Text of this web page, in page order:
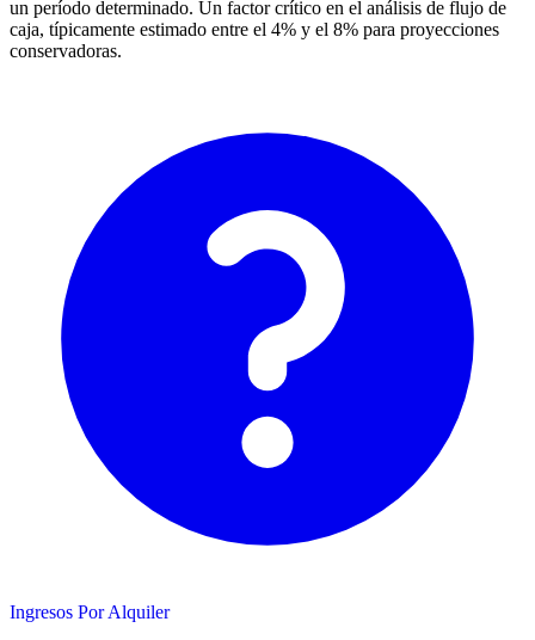
un período determinado. Un factor crítico en el análisis de flujo de
caja, típicamente estimado entre el 4% y el 8% para proyecciones
conservadoras.
Ingresos Por Alquiler